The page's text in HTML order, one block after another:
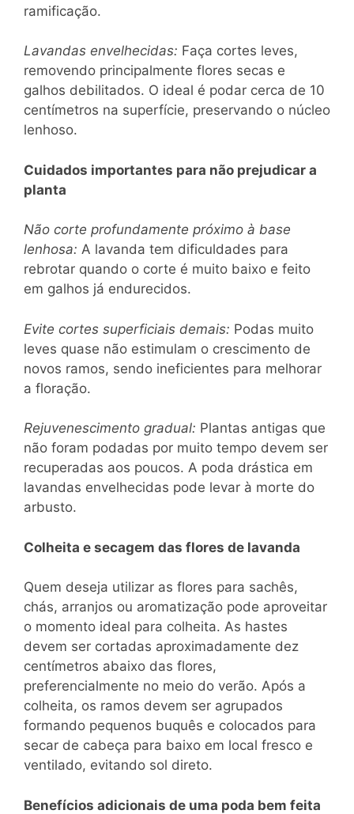
ramificação.
Lavandas envelhecidas: Faça cortes leves,
removendo principalmente flores secas e
galhos debilitados. O ideal é podar cerca de 10
centímetros na superfície, preservando o núcleo
lenhoso.
Cuidados importantes para não prejudicar a
planta
Não corte profundamente próximo à base
lenhosa: A lavanda tem dificuldades para
rebrotar quando o corte é muito baixo e feito
em galhos já endurecidos.
Evite cortes superficiais demais: Podas muito
leves quase não estimulam o crescimento de
novos ramos, sendo ineficientes para melhorar
a floração.
Rejuvenescimento gradual: Plantas antigas que
não foram podadas por muito tempo devem ser
recuperadas aos poucos. A poda drástica em
lavandas envelhecidas pode levar à morte do
arbusto.
Colheita e secagem das flores de lavanda
Quem deseja utilizar as flores para sachês,
chás, arranjos ou aromatização pode aproveitar
o momento ideal para colheita. As hastes
devem ser cortadas aproximadamente dez
centímetros abaixo das flores,
preferencialmente no meio do verão. Após a
colheita, os ramos devem ser agrupados
formando pequenos buquês e colocados para
secar de cabeça para baixo em local fresco e
ventilado, evitando sol direto.
Benefícios adicionais de uma poda bem feita